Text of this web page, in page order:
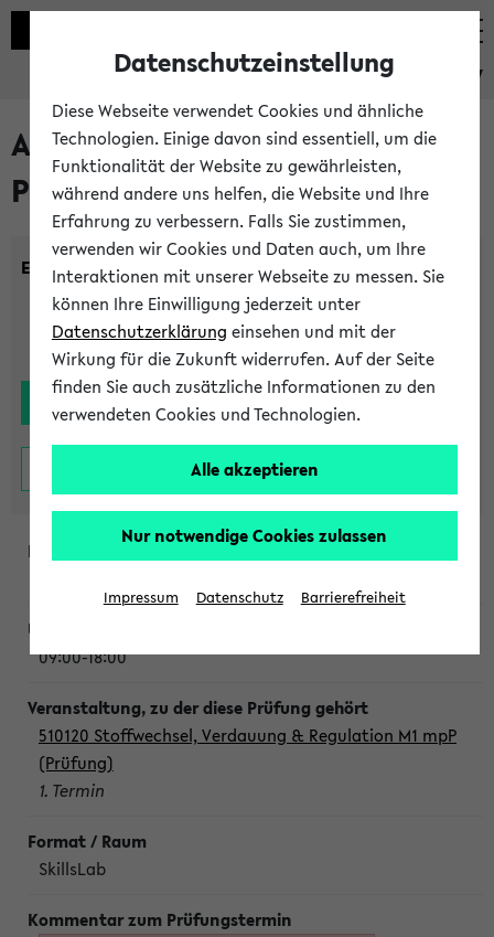
eKVV
Alle noch stattfindenden
Prüfungen
Einrichtung:
09:00-18:00
510120 Stoffwechsel, Verdauung & Regulation M1 mpP
(Prüfung)
1. Termin
SkillsLab
Datenschutzeinstellung
Diese Webseite verwendet Cookies und ähnliche
Technologien. Einige davon sind essentiell, um die
Funktionalität der Website zu gewährleisten,
während andere uns helfen, die Website und Ihre
Erfahrung zu verbessern. Falls Sie zustimmen,
verwenden wir Cookies und Daten auch, um Ihre
Interaktionen mit unserer Webseite zu messen. Sie
können Ihre Einwilligung jederzeit unter
Datenschutzerklärung einsehen und mit der
Wirkung für die Zukunft widerrufen. Auf der Seite
finden Sie auch zusätzliche Informationen zu den
verwendeten Cookies und Technologien.
Alle akzeptieren
Nur notwendige Cookies zulassen
Impressum Datenschutz Barrierefreiheit